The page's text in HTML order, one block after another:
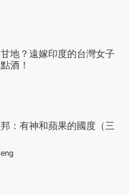
地？遠嫁印度的台灣女子
酒！
：有神和蘋果的國度（三